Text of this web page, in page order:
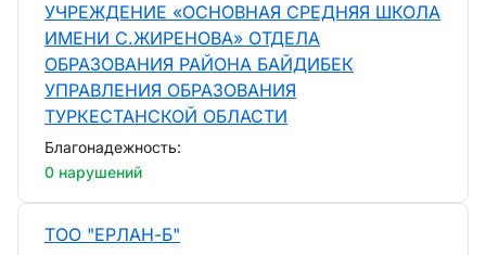
УЧРЕЖДЕНИЕ «ОСНОВНАЯ СРЕДНЯЯ ШКОЛА
ИМЕНИ С.ЖИРЕНОВА» ОТДЕЛА
ОБРАЗОВАНИЯ РАЙОНА БАЙДИБЕК
УПРАВЛЕНИЯ ОБРАЗОВАНИЯ
ТУРКЕСТАНСКОЙ ОБЛАСТИ
Благонадежность:
0 нарушений
ТОО "ЕРЛАН-Б"